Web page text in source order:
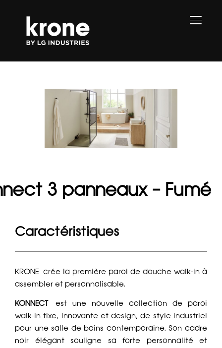
3 panneaux – Fumé
Caractéristiques
KRONE crée la première paroi de douche walk-in à
assembler et personnalisable.
KONNECTest une nouvelle collection de paroi
walk-in fixe, innovante et design, de style industriel
pour une salle de bains contemporaine. Son cadre
noir élégant souligne sa forte personnalité et